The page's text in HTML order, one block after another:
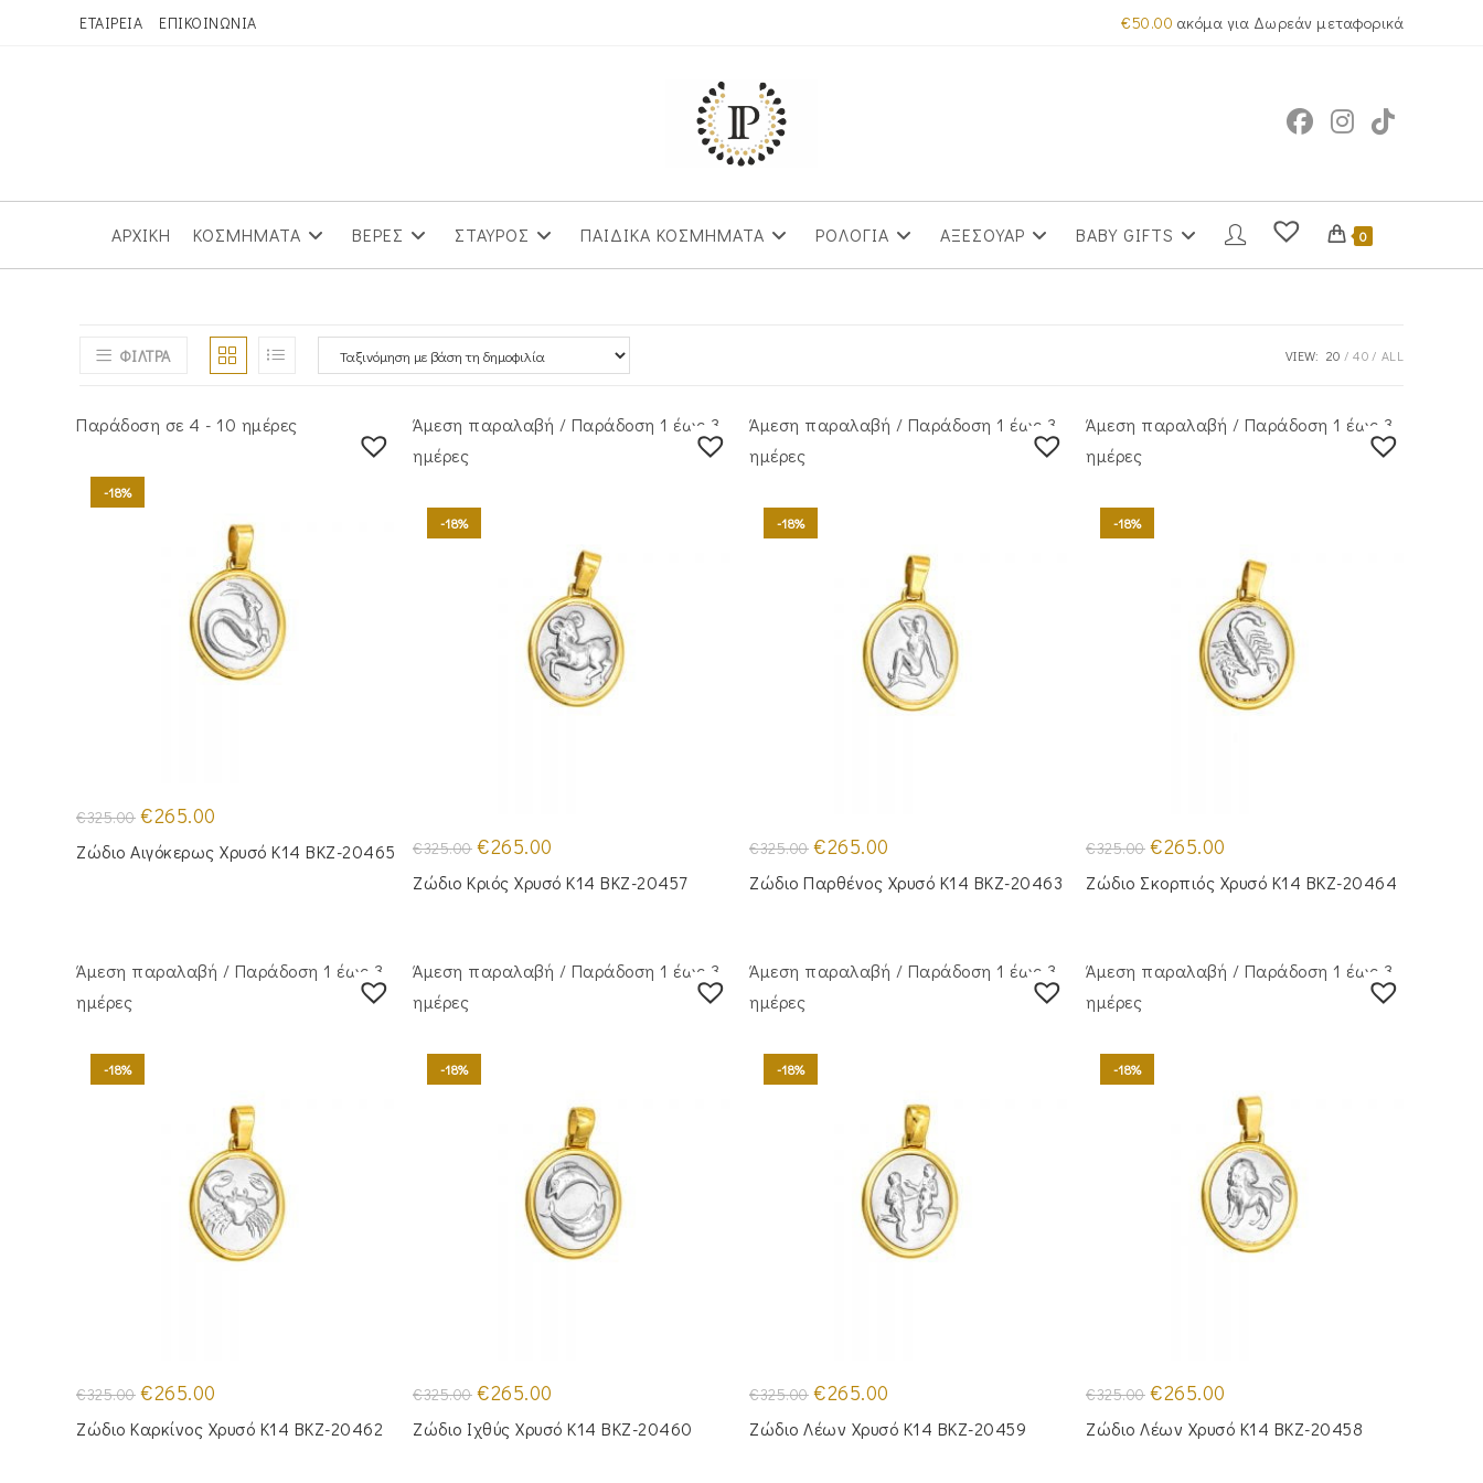
ΕΤΑΙΡΕΙΑ ΕΠΙΚΟΙΝΩΝΙΑ €50.00 ακόμα για Δωρεάν μεταφορικά
ΑΡΧΙΚΗ ΚΟΣΜΗΜΑΤΑ ΒΕΡΕΣ ΣΤΑΥΡΟΣ ΠΑΙΔΙΚΑ ΚΟΣΜΗΜΑΤΑ ΡΟΛΟΓΙΑ ΑΞΕΣΟΥΑΡ BABY GIFTS 0
ΦΙΛΤΡΑ VIEW: 20 40 ALL
Παράδοση σε 4 - 10 ημέρες
-18%
€325.00 Original
price
was:
€325.00.
€265.00
τιμή
είναι:
Ζώδιο Αιγόκερως Χρυσό Κ14 BKZ-20465
Άμεση παραλαβή / Παράδoση 1 έως 3
ημέρες
-18%
€325.00 Original
price
was:
€325.00.
€265.00
τιμή
είναι:
Ζώδιο Κριός Χρυσό Κ14 BKZ-20457
Άμεση παραλαβή / Παράδoση 1 έως 3
ημέρες
-18%
€325.00 Original
price
was:
€325.00.
€265.00
τιμή
είναι:
Ζώδιο Παρθένος Χρυσό Κ14 BKZ-20463
Άμεση παραλαβή / Παράδoση 1 έως 3
ημέρες
-18%
€325.00 Original
price
€325.00.
€265.00
τιμή
είναι:
Ζώδιο Σκορπιός Χρυσό Κ14 BKZ-20464
Άμεση παραλαβή / Παράδoση 1 έως 3
ημέρες
-18%
€325.00 Original
price
was:
€325.00.
€265.00
τιμή
είναι:
Ζώδιο Καρκίνος Χρυσό Κ14 BKZ-20462
Άμεση παραλαβή / Παράδoση 1 έως 3
ημέρες
-18%
€325.00 Original
price
was:
€325.00.
€265.00
τιμή
είναι:
Ζώδιο Ιχθύς Χρυσό Κ14 BKZ-20460
Άμεση παραλαβή / Παράδoση 1 έως 3
ημέρες
-18%
€325.00 Original
price
was:
€325.00.
€265.00
τιμή
είναι:
Ζώδιο Λέων Χρυσό Κ14 BKZ-20459
Άμεση παραλαβή / Παράδoση 1 έως 3
ημέρες
-18%
€325.00 Original
price
was:
€325.00.
€265.00
τιμή
είναι:
Ζώδιο Λέων Χρυσό Κ14 BKZ-20458